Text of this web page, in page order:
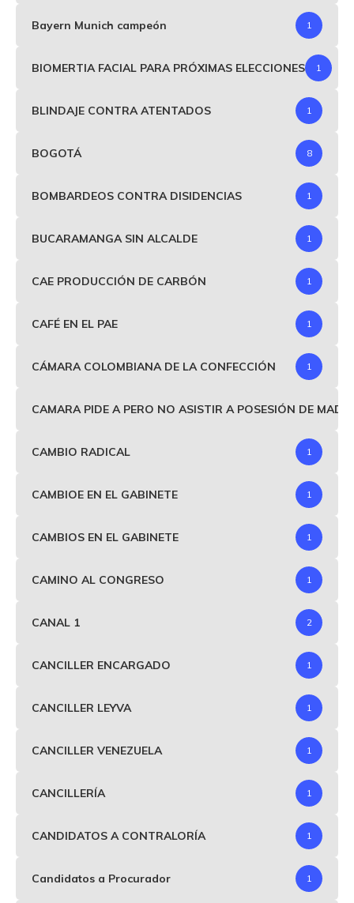
Bayern Munich campeón 1
BIOMERTIA FACIAL PARA PRÓXIMAS ELECCIONES 1
BLINDAJE CONTRA ATENTADOS 1
BOGOTÁ 8
BOMBARDEOS CONTRA DISIDENCIAS 1
BUCARAMANGA SIN ALCALDE 1
CAE PRODUCCIÓN DE CARBÓN 1
CAFÉ EN EL PAE 1
CÁMARA COLOMBIANA DE LA CONFECCIÓN 1
CAMARA PIDE A PERO NO ASISTIR A POSESIÓN DE
CAMBIO RADICAL 1
CAMBIOE EN EL GABINETE 1
CAMBIOS EN EL GABINETE 1
CAMINO AL CONGRESO 1
CANAL 1 2
CANCILLER ENCARGADO 1
CANCILLER LEYVA 1
CANCILLER VENEZUELA 1
CANCILLERÍA 1
CANDIDATOS A CONTRALORÍA 1
Candidatos a Procurador 1